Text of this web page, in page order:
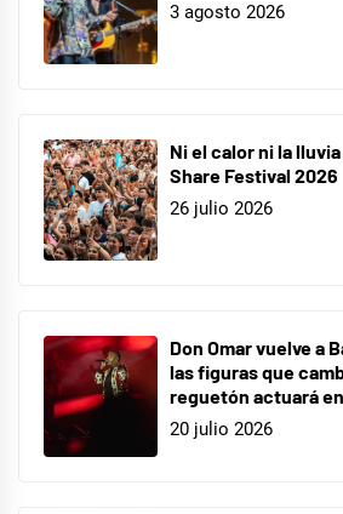
Con
Los
el
Suelo ,
coronavirus
firmas
barcelona
firmas
de
discos
3 agosto 2026
Ni el calor ni la
Share Festival 2026
26 julio 2026
Don Omar vuelve a
las figuras que
reguetón actuará
20 julio 2026